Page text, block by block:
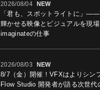
2026/08/04 NEW
「君も、スポットライトに」
輝かせる映像とビジュアルを現場
imaginateの仕事
2026/08/03 NEW
8/7（金）開催！VFXはよりシン
Flow Studio 開発者が語る次世代